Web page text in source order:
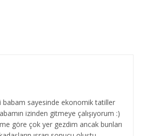
babam sayesinde ekonomik tatiller
izinden gitmeye çalışıyorum :)
göre çok yer gezdim ancak bunları